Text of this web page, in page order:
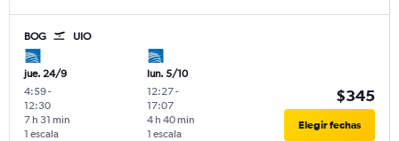
BOG UIO
jue. 24/9
4:59-
12:30
1 escala
7 h 31 min
lun. 5/10
12:27-
17:07
1 escala
4 h 40 min
$345
Elegir fechas